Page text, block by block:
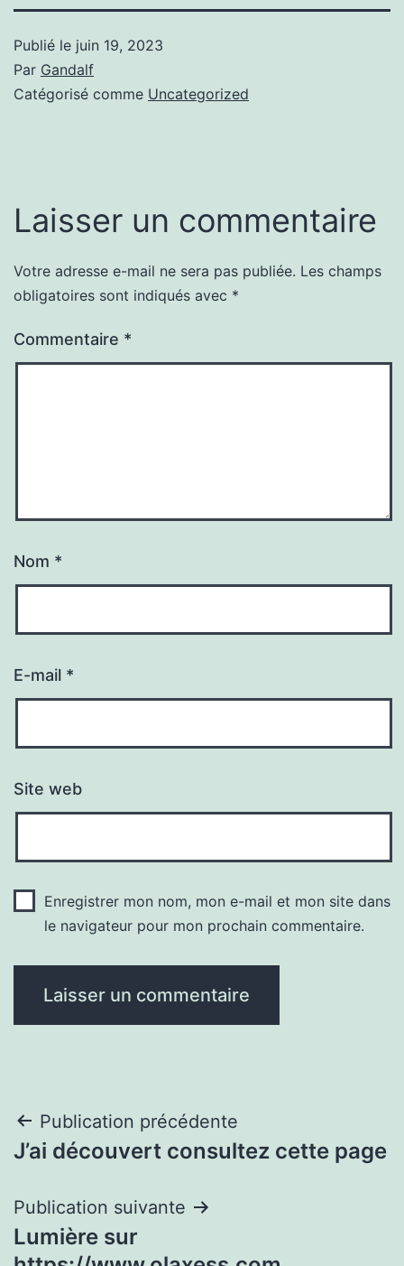
Publié le juin 19, 2023
Par Gandalf
Catégorisé comme Uncategorized
Laisser un commentaire
Votre adresse e-mail ne sera pas publiée. Les champs
obligatoires sont indiqués avec *
Commentaire *
Nom *
E-mail *
Site web
Enregistrer mon nom, mon e-mail et mon site dans
le navigateur pour mon prochain commentaire.
Navigation
de
l’article
Publication précédente
J’ai découvert consultez cette page
Publication suivante
Lumière sur